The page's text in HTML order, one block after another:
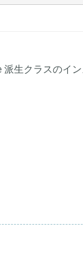
生クラスのイン